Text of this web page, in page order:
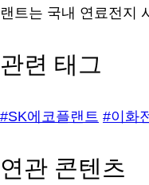
랜트는 국내 연료전지
관련 태그
#SK에코플랜트 #이화
연관 콘텐츠